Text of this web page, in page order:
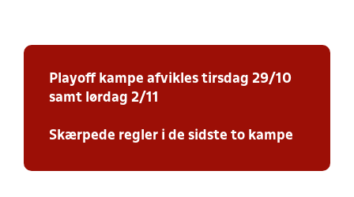
Playoff kampe afvikles tirsdag 29/10
samt lørdag 2/11
Skærpede regler i de sidste to kampe